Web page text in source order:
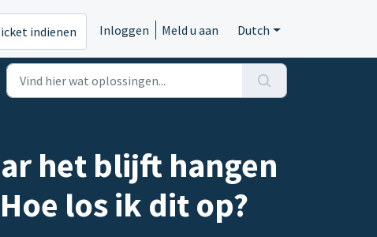
indienen Inloggen Meld u aan Dutch
het blijft hangen
los ik dit op?